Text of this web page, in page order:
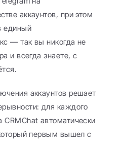
аккаунтов, при этом
единый
— так вы никогда не
и всегда знаете, с
аккаунтов решает
для каждого
CRMChat автоматически
первым вышел с